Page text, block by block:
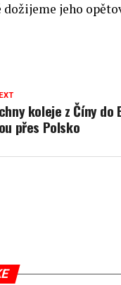
dožijeme jeho
koleje z Číny do
přes Polsko